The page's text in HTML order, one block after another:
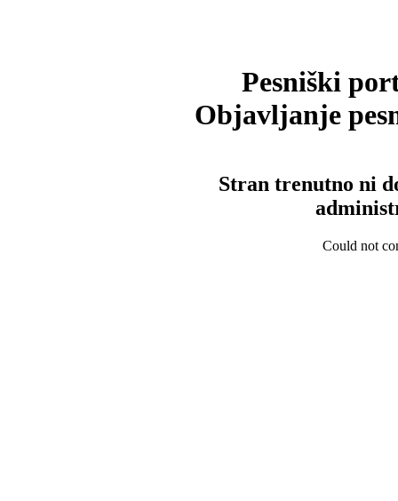
Pesniški
Objavljanje
Stran trenutno ni
Could not